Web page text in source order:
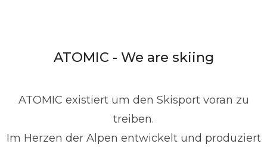
ATOMIC - We are skiing
ATOMIC existiert um den Skisport voran zu
treiben.
Im Herzen der Alpen entwickelt und produziert